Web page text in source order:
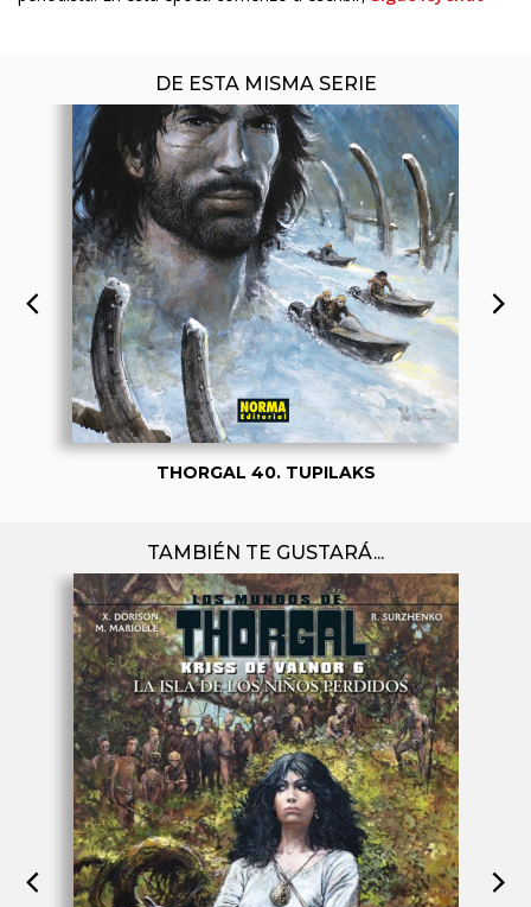
DE ESTA MISMA SERIE
THORGAL 40. TUPILAKS
TAMBIÉN TE GUSTARÁ...